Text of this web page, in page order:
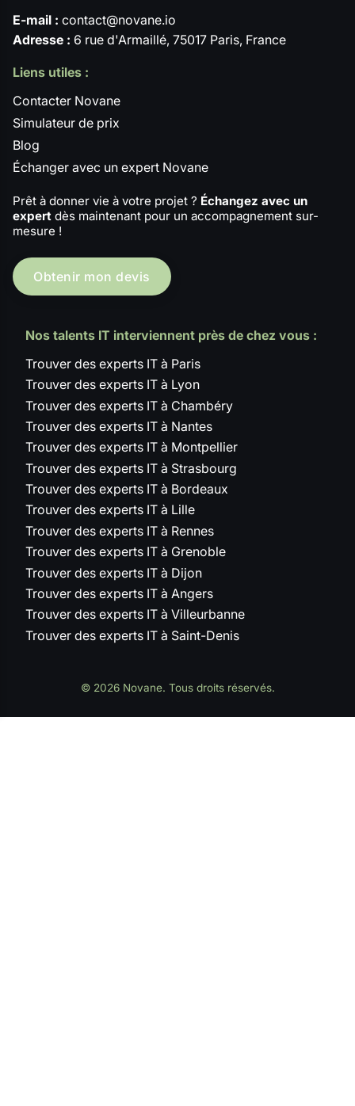
E-mail : contact@novane.io
Adresse : 6 rue d'Armaillé, 75017 Paris, France
Liens utiles :
Contacter Novane
Simulateur de prix
Blog
Échanger avec un expert Novane
Prêt à donner vie à votre projet ? Échangez avec un
expert dès maintenant pour un accompagnement sur-
mesure !
Obtenir mon devis
Nos talents IT interviennent près de chez vous :
Trouver des experts IT à Paris
Trouver des experts IT à Lyon
Trouver des experts IT à Chambéry
Trouver des experts IT à Nantes
Trouver des experts IT à Montpellier
Trouver des experts IT à Strasbourg
Trouver des experts IT à Bordeaux
Trouver des experts IT à Lille
Trouver des experts IT à Rennes
Trouver des experts IT à Grenoble
Trouver des experts IT à Dijon
Trouver des experts IT à Angers
Trouver des experts IT à Villeurbanne
Trouver des experts IT à Saint-Denis
© 2026 Novane. Tous droits réservés.